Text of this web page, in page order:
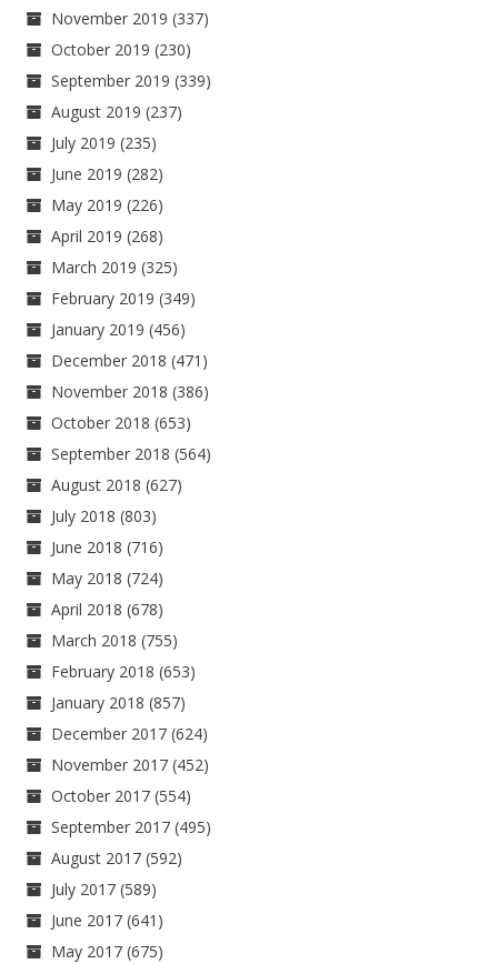
November 2019 (337)
October 2019 (230)
September 2019 (339)
August 2019 (237)
July 2019 (235)
June 2019 (282)
May 2019 (226)
April 2019 (268)
March 2019 (325)
February 2019 (349)
January 2019 (456)
December 2018 (471)
November 2018 (386)
October 2018 (653)
September 2018 (564)
August 2018 (627)
July 2018 (803)
June 2018 (716)
May 2018 (724)
April 2018 (678)
March 2018 (755)
February 2018 (653)
January 2018 (857)
December 2017 (624)
November 2017 (452)
October 2017 (554)
September 2017 (495)
August 2017 (592)
July 2017 (589)
June 2017 (641)
May 2017 (675)